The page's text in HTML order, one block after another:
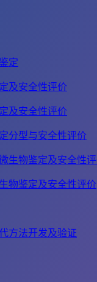
定
及安全性评价
及安全性评价
分型与安全性评价
生物鉴定及安全性
物鉴定及安全性评价
方法开发及验证